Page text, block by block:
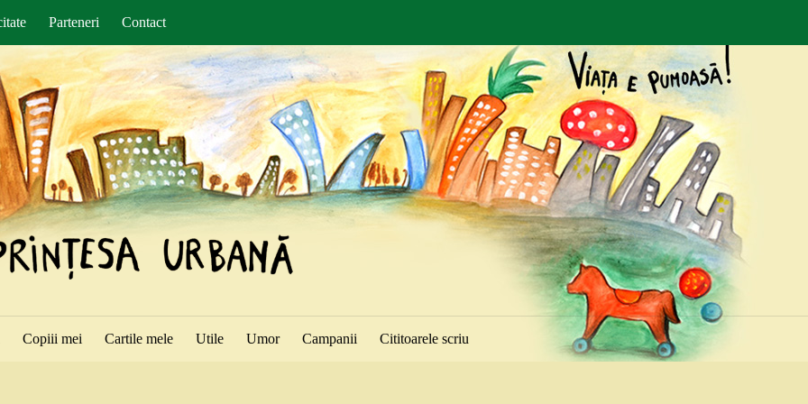
Parteneri Contact
Copiii mei Cartile mele Utile Umor Campanii Cititoarele scriu